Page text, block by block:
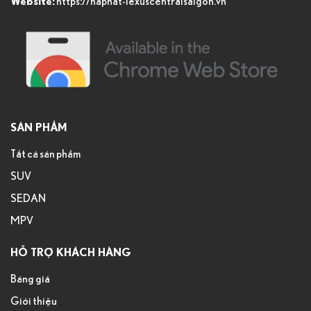
SẢN PHẨM
Tất cả sản phẩm
SUV
SEDAN
MPV
HỖ TRỢ KHÁCH HÀNG
Bảng giá
Giới thiệu